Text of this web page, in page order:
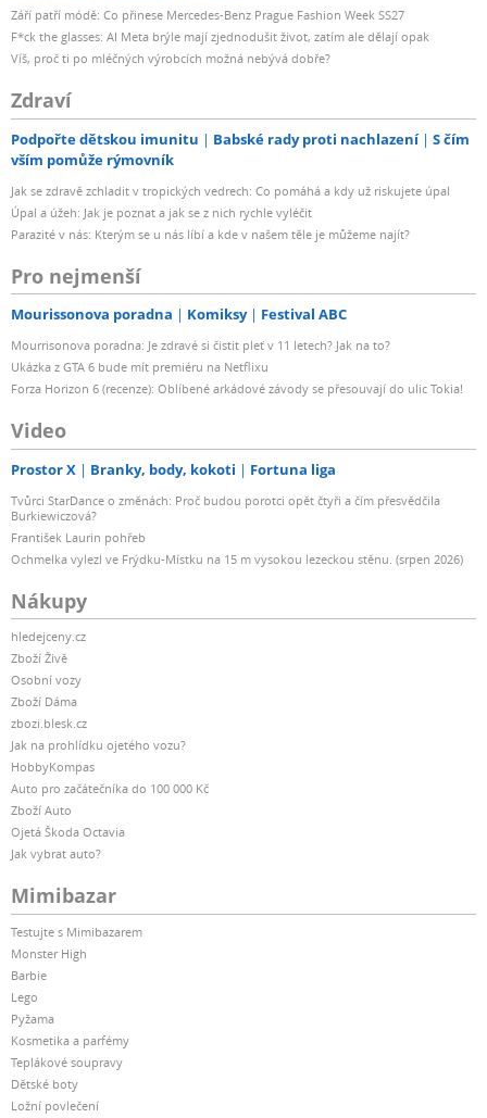
Září patří módě: Co přinese Mercedes-Benz Prague Fashion Week SS27
F*ck the glasses: AI Meta brýle mají zjednodušit život, zatím ale dělají opak
Víš, proč ti po mléčných výrobcích možná nebývá dobře?
Zdraví
Podpořte dětskou imunitu Babské rady proti nachlazení
S čím
vším pomůže rýmovník
Jak se zdravě zchladit v tropických vedrech: Co pomáhá a kdy už riskujete úpal
Úpal a úžeh: Jak je poznat a jak se z nich rychle vyléčit
Parazité v nás: Kterým se u nás líbí a kde v našem těle je můžeme najít?
Pro nejmenší
Mourissonova poradna Komiksy Festival ABC
Mourrisonova poradna: Je zdravé si čistit pleť v 11 letech? Jak na to?
Ukázka z GTA 6 bude mít premiéru na Netflixu
Forza Horizon 6 (recenze): Oblíbené arkádové závody se přesouvají do ulic Tokia!
Video
Prostor X Branky, body, kokoti Fortuna liga
Tvůrci StarDance o změnách: Proč budou porotci opět čtyři a čím přesvědčila
Burkiewiczová?
František Laurin pohřeb
Ochmelka vylezl ve Frýdku-Místku na 15 m vysokou lezeckou stěnu. (srpen 2026)
Nákupy
hledejceny.cz
Zboží Živě
Osobní vozy
Zboží Dáma
zbozi.blesk.cz
Jak na prohlídku ojetého vozu?
HobbyKompas
Auto pro začátečníka do 100 000 Kč
Zboží Auto
Ojetá Škoda Octavia
Jak vybrat auto?
Mimibazar
Testujte s Mimibazarem
Monster High
Barbie
Lego
Pyžama
Kosmetika a parfémy
Teplákové soupravy
Dětské boty
Ložní povlečení